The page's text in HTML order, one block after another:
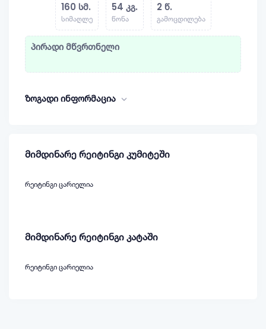
160 სმ.
სიმაღლე
54 კგ.
წონა
2 წ.
გამოცდილება
პირადი მწვრთნელი
ზოგადი ინფორმაცია
მიმდინარე რეიტინგი კუმიტეში
რეიტინგი ცარიელია
მიმდინარე რეიტინგი კატაში
რეიტინგი ცარიელია